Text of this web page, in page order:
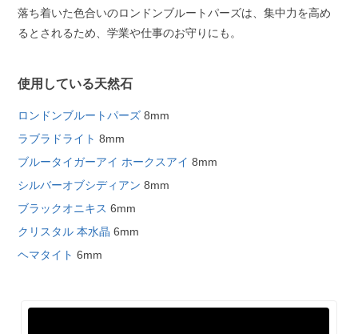
落ち着いた色合いのロンドンブルートパーズは、集中力を高め
るとされるため、学業や仕事のお守りにも。
使用している天然石
ロンドンブルートパーズ 8mm
ラブラドライト 8mm
ブルータイガーアイ ホークスアイ 8mm
シルバーオブシディアン 8mm
ブラックオニキス 6mm
クリスタル 本水晶 6mm
ヘマタイト 6mm